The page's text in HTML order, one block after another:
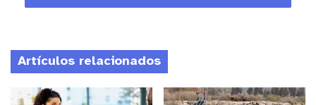
Desde Clínica Cath aseguran que es importante
permanece hidratado en todo momento y llevar
siempre una botella de agua o un refresco que nos
Artículos relacionados